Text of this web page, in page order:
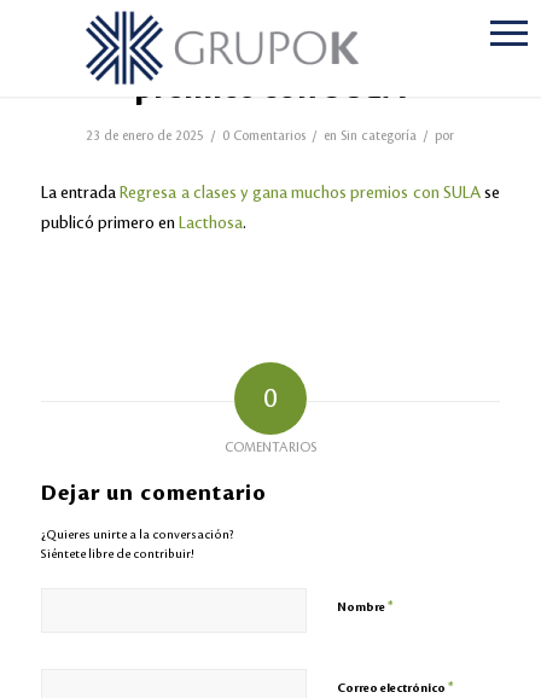
Regresa a clases y gana muchos
premios con SULA
23 de enero de 2025 / 0 Comentarios / en Sin categoría / por
La entradaRegresa a clases y gana muchos premios con SULA se
publicó primero en Lacthosa.
0
COMENTARIOS
Dejar un comentario
¿Quieres unirte a la conversación?
Siéntete libre de contribuir!
Nombre*
Correo electrónico *